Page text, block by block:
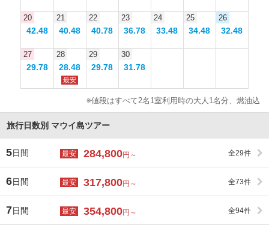
20
42.48
21
40.48
22
40.78
23
36.78
24
33.48
25
34.48
26
32.48
27
29.78
28
28.48
最安
29
29.78
30
31.78
※値段はすべて2名1室利用時の大人1名分、燃油込
旅行日数別 マウイ島ツアー
5日間 最安 284,800円～ 全29件
6日間 最安 317,800円～ 全73件
7日間 最安 354,800円～ 全94件